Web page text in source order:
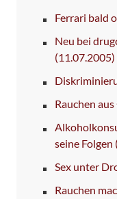
Ferrari bald
Neu bei
(11.07.2005)
Rauchen
seine Folgen
Sex unter
Rauchen